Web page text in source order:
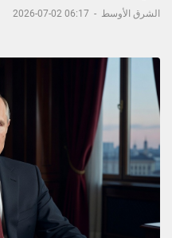
الشرق الأوسط -
06:17 02-07-2026